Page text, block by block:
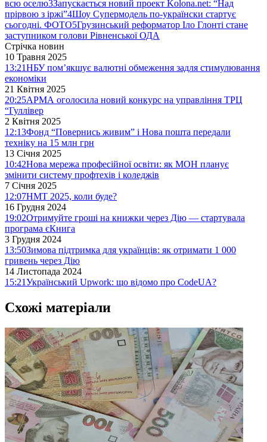
всю оселю3Запускається новий проект Kolona.net: “Над
прірвою з іржі”4Шоу Супермодель по-українски стартує
сьогодні. ФОТО5Грузинський реформатор Іло Глонті стане
заступником голови Рівненської ОДА
Стрічка новин
10 Травня 2025
13:21НБУ пом’якшує валютні обмеження задля стимулювання
економіки
21 Квітня 2025
20:25АРМА оголосила новий конкурс на управління ТРЦ
“Гуллівер
2 Квітня 2025
12:13Фонд “Повернись живим” і Нова пошта передали
техніку на 15 млн грн
13 Січня 2025
10:42Нова мережа професійної освіти: як МОН планує
змінити систему профтехів і коледжів
7 Січня 2025
12:07НМТ 2025, коли буде?
16 Грудня 2024
19:02Отримуйте гроші на книжки через Дію — стартувала
програма єКнига
3 Грудня 2024
13:50Зимова підтримка для українців: як отримати 1 000
гривень через Дію
14 Листопада 2024
15:21Український Upwork: що відомо про CodeUA?
Схожі матеріали